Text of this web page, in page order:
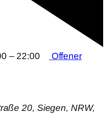
– 22:00
Offener
20, Siegen, NRW,